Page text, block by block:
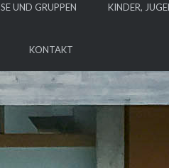
UND GRUPPEN KINDER,
KONTAKT